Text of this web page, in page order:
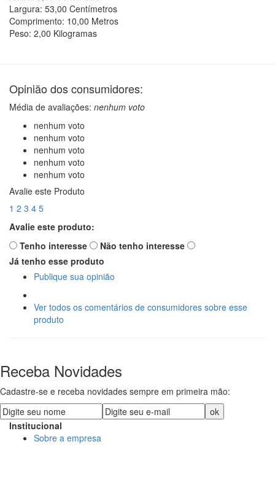
Largura: 53,00 Centímetros
Comprimento: 10,00 Metros
Peso: 2,00 Kilogramas
Opinião dos consumidores:
Média de avaliações: nenhum voto
nenhum voto
nenhum voto
nenhum voto
nenhum voto
nenhum voto
Avalie este Produto
1 2 3 4 5
Avalie este produto:
Tenho interesse
Não tenho interesse
Já tenho esse produto
Publique sua opinião
Ver todos os comentários de consumidores sobre esse
produto
Receba Novidades
Cadastre-se e receba novidades sempre em primeira mão:
Institucional
Sobre a empresa